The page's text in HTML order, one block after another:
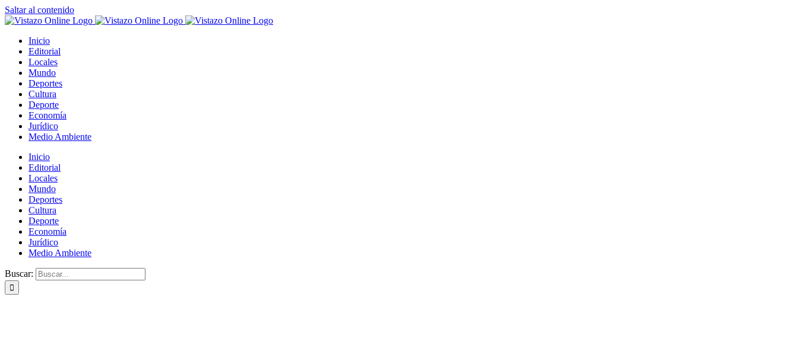
Saltar al contenido
Inicio
Editorial
Locales
Mundo
Deportes
Cultura
Deporte
Economía
Jurídico
Medio Ambiente
Inicio
Editorial
Locales
Mundo
Deportes
Cultura
Deporte
Economía
Jurídico
Medio Ambiente
Buscar: